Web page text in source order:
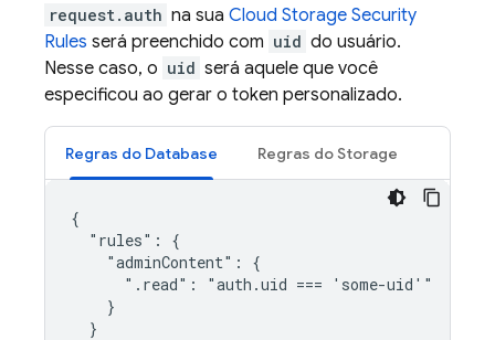
request.auth na sua Cloud Storage Security
Rules será preenchido com uid do usuário.
Nesse caso, o uid será aquele que você
especificou ao gerar o token personalizado.
Regras do Database Regras do Storage
{
  "rules": {
    "adminContent": {
      ".read": "auth.uid === 'some-uid'"
    }
  }